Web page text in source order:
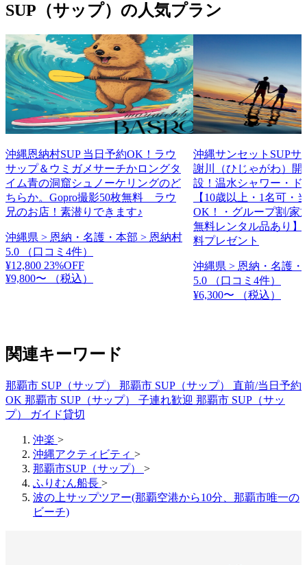
SUP（サップ）の人気プラン
沖縄恩納村SUP 当日予約OK！ラウ
サップ＆ウミガメサーチかロングタ
イム青の洞窟シュノーケリングのど
ちらか。Gopro撮影50枚無料 ラウ
兄のお店！素潜りできます♪
沖縄県 > 恩納・名護・本部 > 恩納村
5.0
（口コミ4件）
¥12,800 23%OFF
¥9,800〜
（税込）
沖縄サンセットSUP
謝川（ひじゃがわ）
設！温水シャワー・ド
【10歳以上・1名可・
OK！・グループ割/家
無料レンタル品あり】
料プレゼント
沖縄県 > 恩納・名護・
5.0
（口コミ4件）
¥6,300〜
（税込）
関連キーワード
那覇市 SUP（サップ） 那覇市 SUP（サップ） 直前/当日予約
OK 那覇市 SUP（サップ） 子連れ歓迎 那覇市 SUP（サッ
プ） ガイド貸切
沖楽 >
沖縄アクティビティ >
那覇市SUP（サップ） >
ふりむん船長 >
波の上サップツアー(那覇空港から10分、那覇市唯一の
ビーチ)